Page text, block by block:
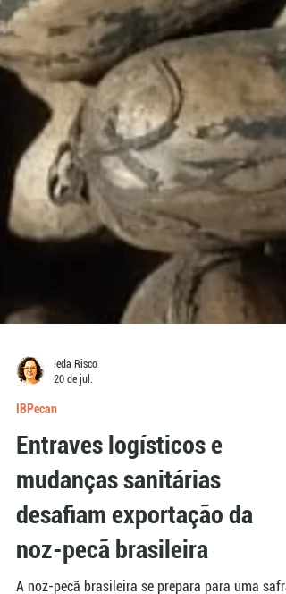
20 de jul.
IBPecan
Entraves logísticos e
mudanças sanitárias